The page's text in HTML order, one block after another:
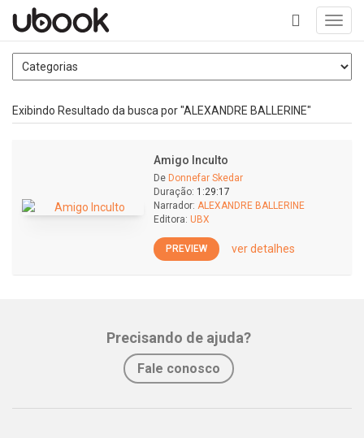
+
Exibindo Resultado da busca por "ALEXANDRE BALLERINE"
Amigo Inculto
De Donnefar Skedar
Duração: 1:29:17
Narrador: ALEXANDRE BALLERINE
Editora: UBX
PREVIEW ver detalhes
Precisando de ajuda?
Fale conosco